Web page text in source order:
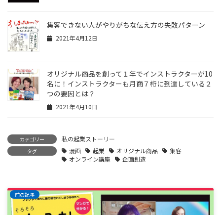
集客できない人がやりがちな伝え方の失敗パターン
2021年4月12日
オリジナル商品を創って１年でインストラクターが10
名に！インストラクターも月商７桁に到達している２
つの要因とは？
2021年4月10日
カテゴリー 私の起業ストーリー
タグ 漫画 起業 オリジナル商品
集客
オンライン講座
企画創造
前の記事